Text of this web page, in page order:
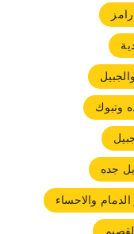
وتبوك
جده
والاحساء